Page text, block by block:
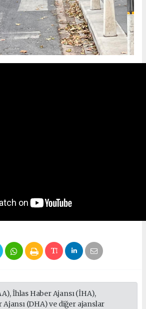
İhlas Haber Ajansı (İHA),
(DHA) ve diğer ajanslar